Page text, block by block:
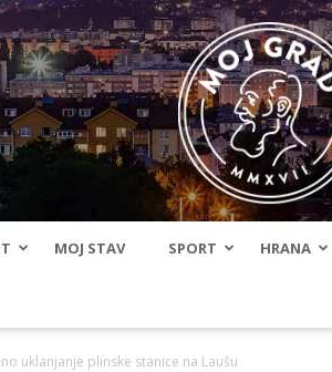
MOJ STAV SPORT HRANA
uklanjanje plinske stanice na Laušu